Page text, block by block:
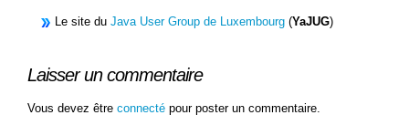
Le site du Java User Group de Luxembourg (YaJUG)
Laisser un commentaire
Vous devez être connecté pour poster un commentaire.